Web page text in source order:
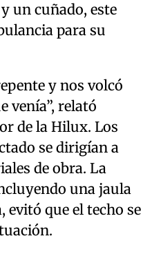
un cuñado, este
para su
y nos volcó
venía”, relató
de la Hilux. Los
se dirigían a
de obra. La
una jaula
evitó que el techo se